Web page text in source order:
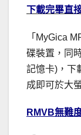
下載完畢直
「MyGica
碟裝置，同
記憶卡)，下
成即可於大
RMVB無難